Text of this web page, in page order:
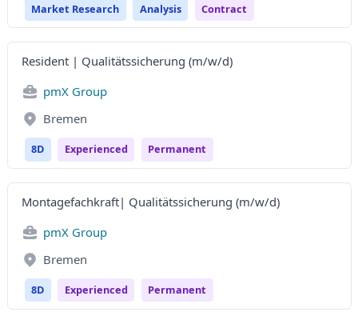
Market Research Analysis Contract
Resident | Qualitätssicherung (m/w/d)
pmX Group
Bremen
8D Experienced Permanent
Montagefachkraft| Qualitätssicherung (m/w/d)
pmX Group
Bremen
8D Experienced Permanent